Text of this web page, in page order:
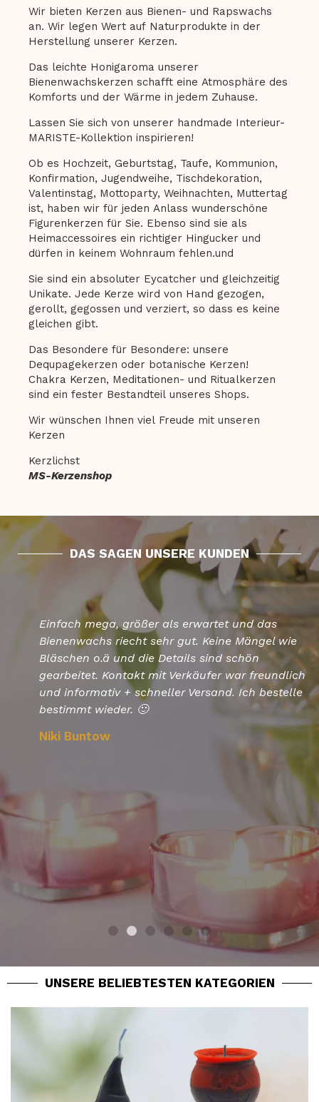
Wir bieten Kerzen aus Bienen- und Rapswachs
an. Wir legen Wert auf Naturprodukte in der
Herstellung unserer Kerzen.
Das leichte Honigaroma unserer
Bienenwachskerzen schafft eine Atmosphäre des
Komforts und der Wärme in jedem Zuhause.
Lassen Sie sich von unserer handmade Interieur-
MARISTE-Kollektion inspirieren!
Ob es Hochzeit, Geburtstag, Taufe, Kommunion,
Konfirmation, Jugendweihe, Tischdekoration,
Valentinstag, Mottoparty, Weihnachten, Muttertag
ist, haben wir für jeden Anlass wunderschöne
Figurenkerzen für Sie. Ebenso sind sie als
Heimaccessoires ein richtiger Hingucker und
dürfen in keinem Wohnraum fehlen.und
Sie sind ein absoluter Eycatcher und gleichzeitig
Unikate. Jede Kerze wird von Hand gezogen,
gerollt, gegossen und verziert, so dass es keine
gleichen gibt.
Das Besondere für Besondere: unsere
Dequpagekerzen oder botanische Kerzen!
Chakra Kerzen, Meditationen- und Ritualkerzen
sind ein fester Bestandteil unseres Shops.
Wir wünschen Ihnen viel Freude mit unseren
Kerzen
Kerzlichst
MS-Kerzenshop
DAS SAGEN UNSERE KUNDEN
Einfach mega, größer als erwartet und das
Bienenwachs riecht sehr gut. Keine Mängel wie
Bläschen o.ä und die Details sind schön
gearbeitet. Kontakt mit Verkäufer war freundlich
und informativ + schneller Versand. Ich bestelle
bestimmt wieder. 🙂
Niki Buntow
UNSERE BELIEBTESTEN KATEGORIEN